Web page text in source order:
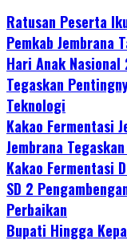
Ratusan Peserta
Pemkab Jembrana
Hari Anak
Tegaskan
Teknologi
Kakao Fermentasi
Jembrana
Kakao Fermentasi
SD 2
Perbaikan
Bupati Hingga